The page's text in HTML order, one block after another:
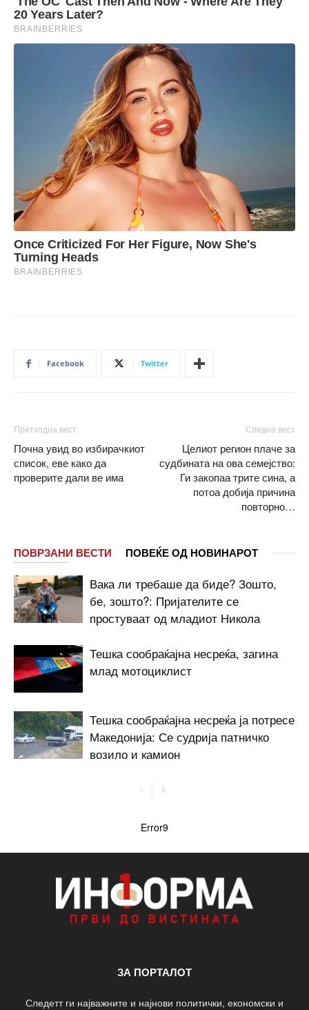
Facebook Twitter
Претходна вест
Почна увид во избирачкиот
список, еве како да
проверите дали ве има
Следна вест
Целиот регион плаче за
судбината на ова семејство:
Ги закопаа трите сина, а
потоа добија причина
повторно…
ПОВРЗАНИ ВЕСТИ ПОВЕЌЕ ОД НОВИНАРОТ
Вака ли требаше да биде? Зошто,
бе, зошто?: Пријателите се
простуваат од младиот Никола
Тешка сообраќајна несреќа, загина
млад мотоциклист
Тешка сообраќајна несреќа ја потресе
Македонија: Се судрија патничко
возило и камион
Error9
ЗА ПОРТАЛОТ
Следетт ги најважните и најнови политички, економски и